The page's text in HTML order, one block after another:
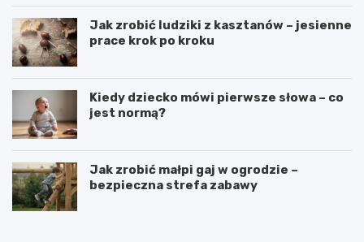
Jak zrobić ludziki z kasztanów – jesienne
prace krok po kroku
Kiedy dziecko mówi pierwsze słowa – co
jest normą?
Jak zrobić małpi gaj w ogrodzie –
bezpieczna strefa zabawy